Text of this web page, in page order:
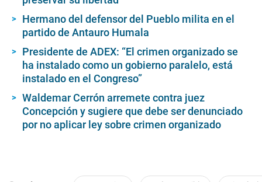
Hermano del defensor del Pueblo milita en el
partido de Antauro Humala
Presidente de ADEX: “El crimen organizado se
ha instalado como un gobierno paralelo, está
instalado en el Congreso”
Waldemar Cerrón arremete contra juez
Concepción y sugiere que debe ser denunciado
por no aplicar ley sobre crimen organizado